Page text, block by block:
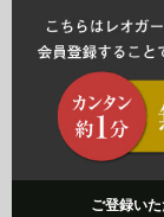
ご登録いた